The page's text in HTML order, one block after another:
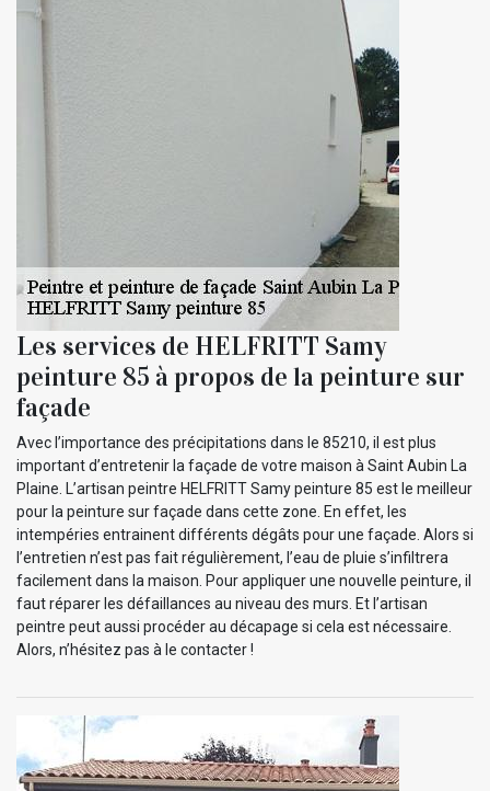
Les services de HELFRITT Samy
peinture 85 à propos de la peinture sur
façade
Avec l’importance des précipitations dans le 85210, il est plus
important d’entretenir la façade de votre maison à Saint Aubin La
Plaine. L’artisan peintre HELFRITT Samy peinture 85 est le meilleur
pour la peinture sur façade dans cette zone. En effet, les
intempéries entrainent différents dégâts pour une façade. Alors si
l’entretien n’est pas fait régulièrement, l’eau de pluie s’infiltrera
facilement dans la maison. Pour appliquer une nouvelle peinture, il
faut réparer les défaillances au niveau des murs. Et l’artisan
peintre peut aussi procéder au décapage si cela est nécessaire.
Alors, n’hésitez pas à le contacter !